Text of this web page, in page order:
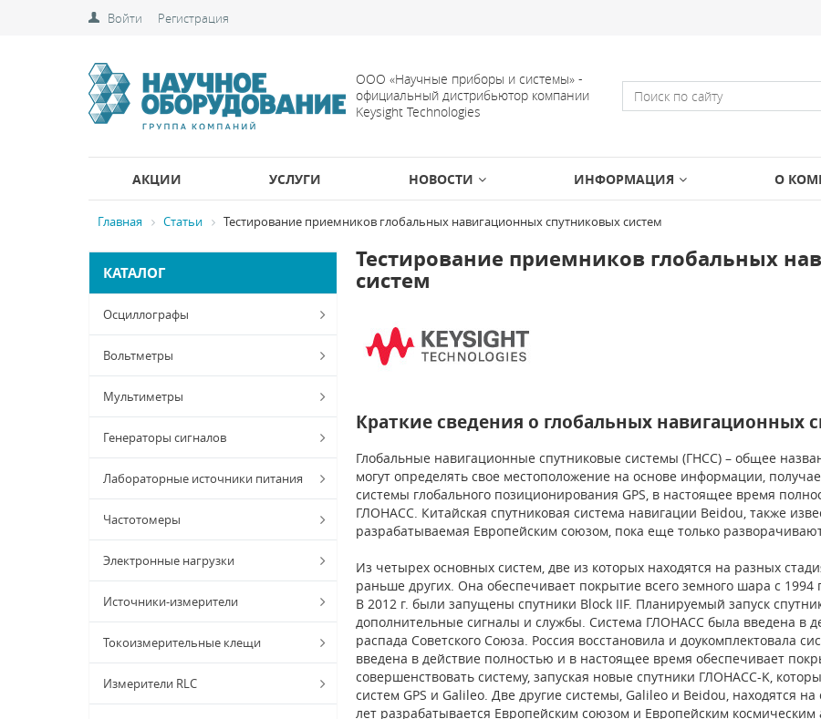
Войти Регистрация
ООО «Научные приборы и системы» -
официальный дистрибьютор компании
Keysight Technologies
АКЦИИ УСЛУГИ НОВОСТИ ИНФОРМАЦИЯ О
Главная Статьи Тестирование приемников глобальных навигационных спутниковых систем
КАТАЛОГ
Осциллографы
Вольтметры
Мультиметры
Генераторы сигналов
Лабораторные источники питания
Частотомеры
Электронные нагрузки
Источники-измерители
Токоизмерительные клещи
Измерители RLC
Тестирование приемников глобальных
систем
Краткие сведения о глобальных навигационных
Глобальные навигационные спутниковые системы (ГНСС) – общее
могут определять свое местоположение на основе информации,
системы глобального позиционирования GPS, в настоящее время
ГЛОНАСС. Китайская спутниковая система навигации Beidou, также
разрабатываемая Европейским союзом, пока еще только
Из четырех основных систем, две из которых находятся на разных
раньше других. Она обеспечивает покрытие всего земного шара с 1994
В 2012 г. были запущены спутники Block IIF. Планируемый запуск
дополнительные сигналы и службы. Система ГЛОНАСС была введена в
распада Советского Союза. Россия восстановила и доукомплектовала
введена в действие полностью и в настоящее время обеспечивает
совершенствовать систему, запуская новые спутники ГЛОНАСС-K,
систем GPS и Galileo. Две другие системы, Galileo и Beidou, находятся
лет разрабатывается Европейским союзом и Европейским космическим